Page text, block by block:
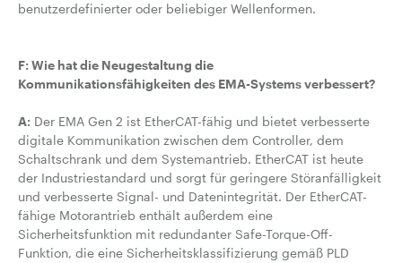
benutzerdefinierter oder beliebiger Wellenformen.
F: Wie hat die Neugestaltung die
Kommunikationsfähigkeiten des EMA-Systems verbessert?
A: Der EMA Gen 2 ist EtherCAT-fähig und bietet verbesserte
digitale Kommunikation zwischen dem Controller, dem
Schaltschrank und dem Systemantrieb. EtherCAT ist heute
der Industriestandard und sorgt für geringere Störanfälligkeit
und verbesserte Signal- und Datenintegrität. Der EtherCAT-
fähige Motorantrieb enthält außerdem eine
Sicherheitsfunktion mit redundanter Safe-Torque-Off-
Funktion, die eine Sicherheitsklassifizierung gemäß PLD